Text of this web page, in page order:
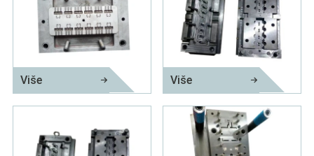
Više
Držač sa kalupom za ubrizgavanje navoja
Više
Prekidač utičnica kalup